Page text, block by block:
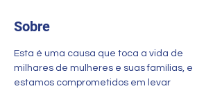
Sobre
Esta é uma causa que toca a vida de
milhares de mulheres e suas famílias, e
estamos comprometidos em levar